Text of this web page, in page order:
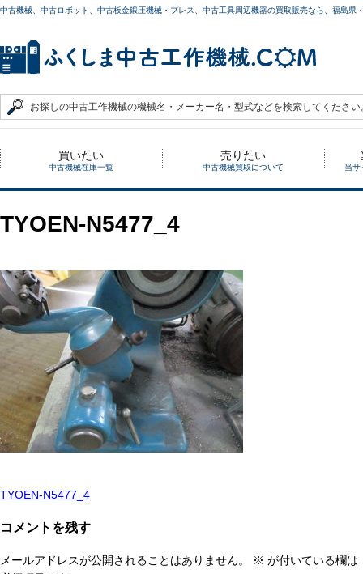
中古機械、中古ロボット、中古板金鍛圧機械・プレス、中古工具周辺機器の買取販売なら、福島
買いたい
中古機械在庫一覧
売りたい
中古機械買取について 当サ
TYOEN-N5477_4
投
稿
ナ
TYOEN-N5477_4
コメントを残す
メールアドレスが公開されることはありません。 ※ が付いている欄は